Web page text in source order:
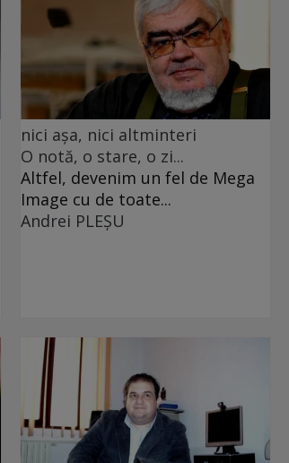
nici așa, nici altminteri
O notă, o stare, o zi...
Altfel, devenim un fel de Mega
Image cu de toate...
Andrei PLEŞU